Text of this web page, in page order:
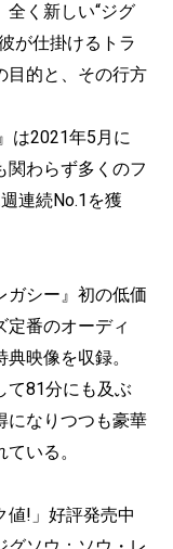
全く新しい“ジグ
が仕掛けるトラ
目的と、その行方
は2021年5月に
関わらず多くのフ
連続No.1を獲
ガシー』初の低価
定番のオーディ
映像を収録。
て81分にも及ぶ
になりつつも豪華
いる。
値!」好評発売中